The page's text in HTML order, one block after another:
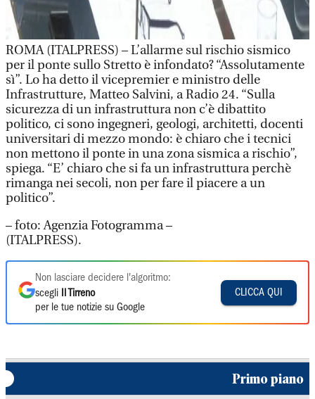
ROMA (ITALPRESS) – L’allarme sul rischio sismico
per il ponte sullo Stretto è infondato? “Assolutamente
sì”. Lo ha detto il vicepremier e ministro delle
Infrastrutture, Matteo Salvini, a Radio 24. “Sulla
sicurezza di un infrastruttura non c’è dibattito
politico, ci sono ingegneri, geologi, architetti, docenti
universitari di mezzo mondo: è chiaro che i tecnici
non mettono il ponte in una zona sismica a rischio”,
spiega. “E’ chiaro che si fa un infrastruttura perchè
rimanga nei secoli, non per fare il piacere a un
politico”.
– foto: Agenzia Fotogramma –
(ITALPRESS).
Non lasciare decidere l'algoritmo:
scegli
Il Tirreno
per le tue notizie su Google
CLICCA QUI
Primo piano